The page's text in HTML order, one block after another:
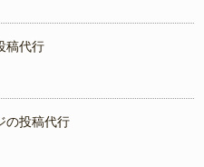
稿代行
の投稿代行